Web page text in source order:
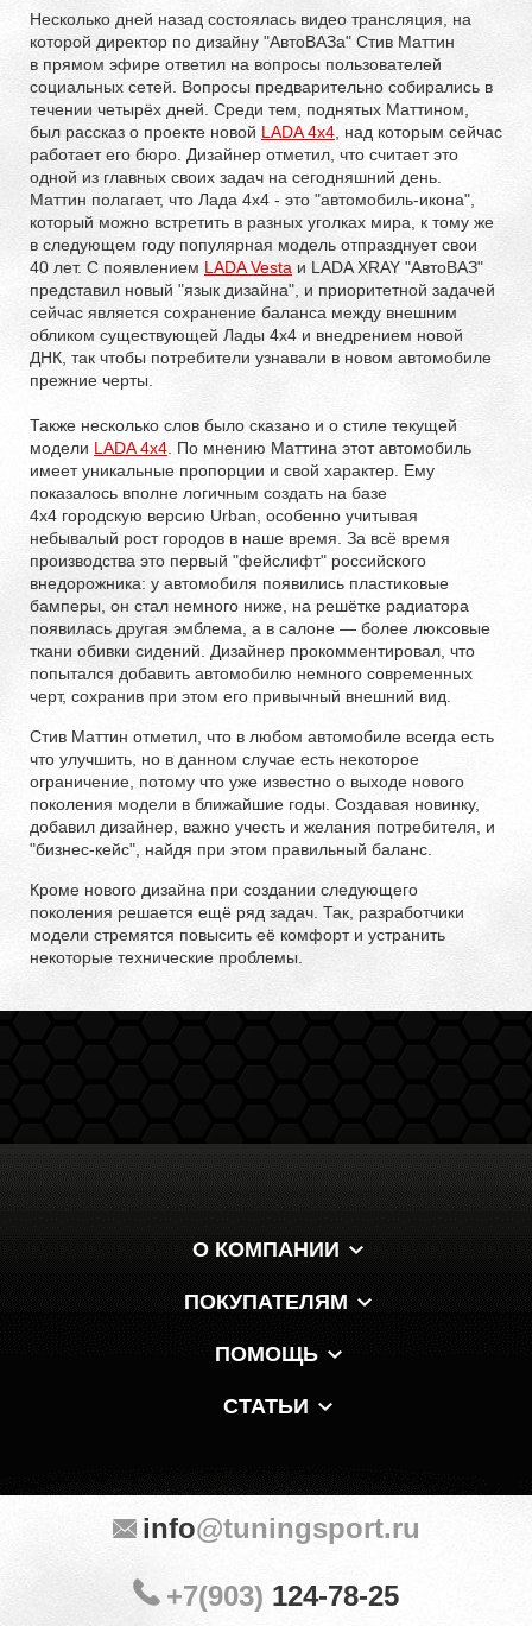
Несколько дней назад состоялась видео трансляция, на
которой директор по дизайну "АвтоВАЗа" Стив Маттин
в прямом эфире ответил на вопросы пользователей
социальных сетей. Вопросы предварительно собирались в
течении четырёх дней. Среди тем, поднятых Маттином,
был рассказ о проекте новой LADA 4x4 , над которым сейчас
работает его бюро. Дизайнер отметил, что считает это
одной из главных своих задач на сегодняшний день.
Маттин полагает, что Лада 4х4 - это "автомобиль-икона",
который можно встретить в разных уголках мира, к тому же
в следующем году популярная модель отпразднует свои
40 лет. С появлением LADA Vesta и LADA XRAY "АвтоВАЗ"
представил новый "язык дизайна", и приоритетной задачей
сейчас является сохранение баланса между внешним
обликом существующей Лады 4x4 и внедрением новой
ДНК, так чтобы потребители узнавали в новом автомобиле
прежние черты.
Также несколько слов было сказано и о стиле текущей
модели LADA 4x4 . По мнению Маттина этот автомобиль
имеет уникальные пропорции и свой характер. Ему
показалось вполне логичным создать на базе
4x4 городскую версию Urban, особенно учитывая
небывалый рост городов в наше время. За всё время
производства это первый "фейслифт" российского
внедорожника: у автомобиля появились пластиковые
бамперы, он стал немного ниже, на решётке радиатора
появилась другая эмблема, а в салоне — более люксовые
ткани обивки сидений. Дизайнер прокомментировал, что
попытался добавить автомобилю немного современных
черт, сохранив при этом его привычный внешний вид.
Стив Маттин отметил, что в любом автомобиле всегда есть
что улучшить, но в данном случае есть некоторое
ограничение, потому что уже известно о выходе нового
поколения модели в ближайшие годы. Создавая новинку,
добавил дизайнер, важно учесть и желания потребителя, и
"бизнес-кейс", найдя при этом правильный баланс.
Кроме нового дизайна при создании следующего
поколения решается ещё ряд задач. Так, разработчики
модели стремятся повысить её комфорт и устранить
некоторые технические проблемы.
О КОМПАНИИ
ПОКУПАТЕЛЯМ
ПОМОЩЬ
СТАТЬИ
info@tuningsport.ru
+7(903) 124-78-25